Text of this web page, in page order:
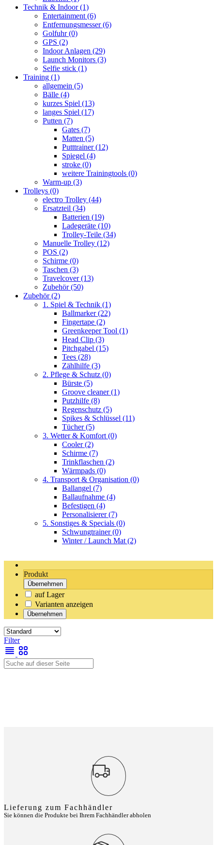
Technik & Indoor(1)
Entertainment (6)
Entfernungsmesser(6)
Golfuhr(0)
GPS (2)
Indoor Anlagen (29)
Launch Monitors (3)
Selfie stick (1)
Training (1)
allgemein (5)
Bälle (4)
kurzes Spiel (13)
langes Spiel (17)
Putten (7)
Gates (7)
Matten (5)
Putttrainer(12)
Spiegel (4)
stroke (0)
weitere Trainingtools (0)
Warm-up (3)
Trolleys (0)
electro Trolley (44)
Ersatzteil (34)
Batterien (19)
Ladegeräte (10)
Trolley-Teile (34)
Manuelle Trolley (12)
POS (2)
Schirme (0)
Taschen (3)
Travelcover(13)
Zubehör(50)
Zubehör(2)
1. Spiel & Technik (1)
Ballmarker(22)
Fingertape (2)
Greenkeeper Tool (1)
Head Clip (3)
Pitchgabel (15)
Tees (28)
Zählhilfe (3)
2. Pflege & Schutz (0)
Bürste (5)
Groove cleaner(1)
Putzhilfe (8)
Regenschutz (5)
Spikes & Schlüssel (11)
Tücher(5)
3. Wetter & Komfort (0)
Cooler(2)
Schirme (7)
Trinkflaschen (2)
Wärmpads (0)
4. Transport & Organisation (0)
Ballangel (7)
Ballaufnahme (4)
Befestigen (4)
Personalisierer(7)
5. Sonstiges & Specials (0)
Schwungtrainer(0)
Winter / Launch Mat (2)
Produkt
Übernehmen
auf Lager
Varianten anzeigen
Übernehmen
Filter
Lieferung zum Fachhändler
Sie können die Produkte bei Ihrem Fachhändler abholen